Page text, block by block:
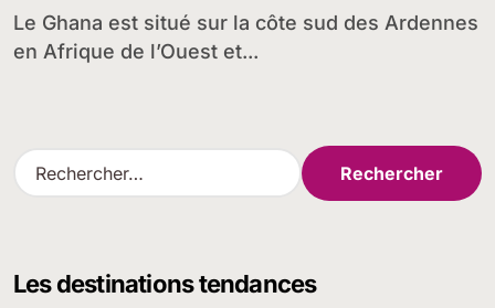
Le Ghana est situé sur la côte sud des Ardennes
en Afrique de l’Ouest et...
R
e
rLes destinations tendances